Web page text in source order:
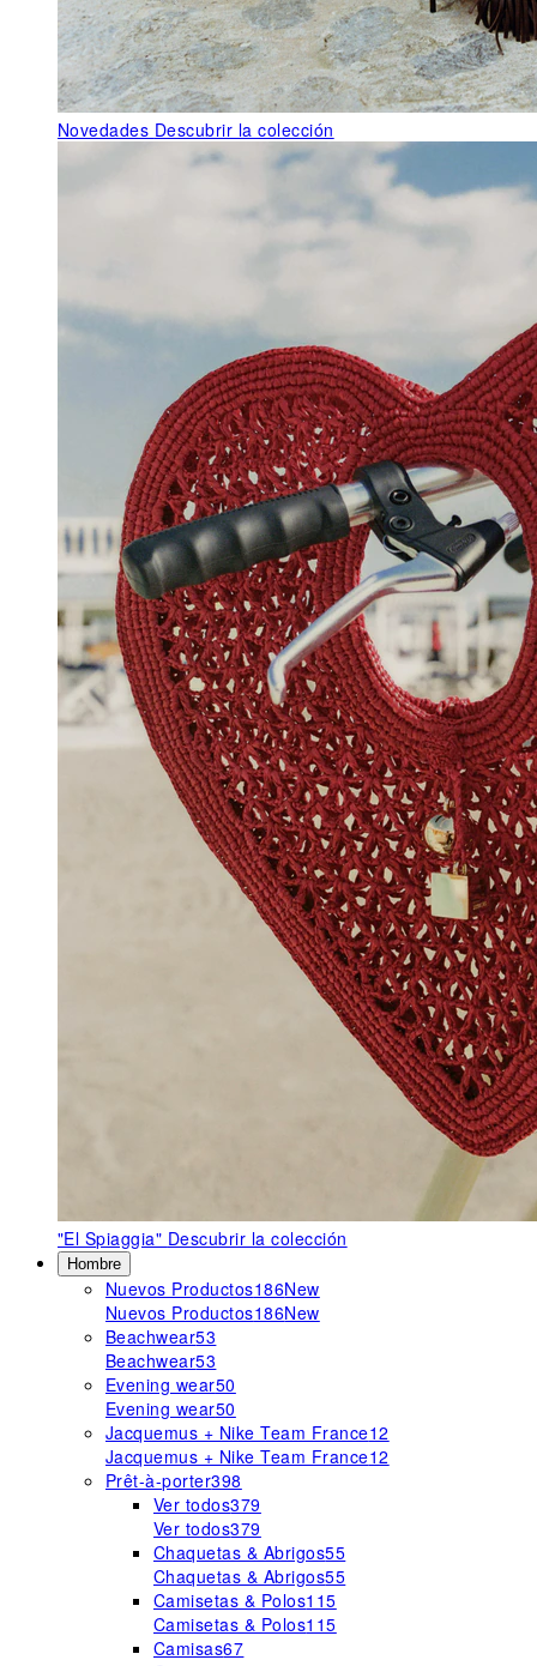
Novedades Descubrir la colección
"El Spiaggia" Descubrir la colección
Hombre
Nuevos Productos186New
Nuevos Productos186New
Beachwear53
Beachwear53
Evening wear50
Evening wear50
Jacquemus + Nike Team France12
Jacquemus + Nike Team France12
Prêt-à-porter398
Ver todos379
Ver todos379
Chaquetas & Abrigos55
Chaquetas & Abrigos55
Camisetas & Polos115
Camisetas & Polos115
Camisas67